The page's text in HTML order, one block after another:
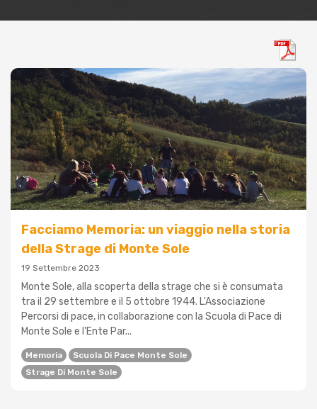
Facciamo Memoria: un viaggio nella storia
della Strage di Monte Sole
19 Settembre 2023
Monte Sole, alla scoperta della strage che si è consumata
tra il 29 settembre e il 5 ottobre 1944. L'Associazione
Percorsi di pace, in collaborazione con la Scuola di Pace di
Monte Sole e l'Ente Par...
Memoria
Scuola Di Pace Monte Sole
Strage Di Monte Sole